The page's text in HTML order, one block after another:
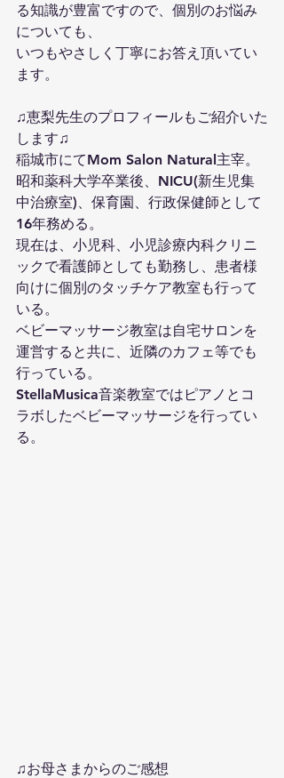
る知識が豊富ですので、個別のお悩み
についても、
いつもやさしく丁寧にお答え頂いてい
ます。
♫恵梨先生のプロフィールもご紹介いた
します♫
稲城市にてMom Salon Natural主宰。
昭和薬科大学卒業後、NICU(新生児集
中治療室)、保育園、行政保健師として
16年務める。
現在は、小児科、小児診療内科クリニ
ックで看護師としても勤務し、患者様
向けに個別のタッチケア教室も行って
いる。
ベビーマッサージ教室は自宅サロンを
運営すると共に、近隣のカフェ等でも
行っている。
StellaMusica音楽教室ではピアノとコ
ラボしたベビーマッサージを行ってい
る。
♫お母さまからのご感想